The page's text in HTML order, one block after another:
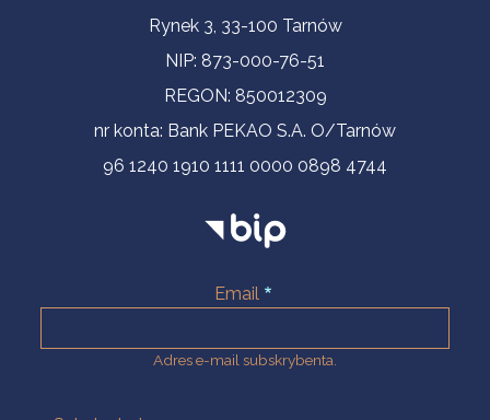
Informacje kontaktoweRynek 3, 33-100 Tarnów
NIP: 873-000-76-51
REGON: 850012309
nr konta: Bank PEKAO S.A. O/Tarnów
96 1240 1910 1111 0000 0898 4744
Email
Adres e-mail subskrybenta.